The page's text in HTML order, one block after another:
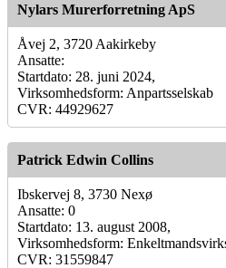
Nylars Murerforretning ApS
Åvej 2, 3720 Aakirkeby
Ansatte:
Startdato: 28. juni 2024,
Virksomhedsform: Anpartsselskab
CVR: 44929627
Patrick Edwin Collins
Ibskervej 8, 3730 Nexø
Ansatte: 0
Startdato: 13. august 2008,
Virksomhedsform:
CVR: 31559847